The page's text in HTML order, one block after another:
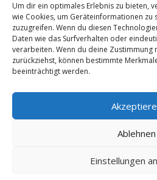
Um dir ein optimales Erlebnis zu bieten,
wie Cookies, um Geräteinformationen
zuzugreifen. Wenn du diesen
Daten wie das Surfverhalten oder
verarbeiten. Wenn du deine Zustimmung
zurückziehst, können bestimmte
beeinträchtigt werden.
Ablehnen
Einstellungen
VORHERIGER ARTIKEL
Sabrina mag Kirche
Bad Wimpfen und
Esoterik.
Copyright by: